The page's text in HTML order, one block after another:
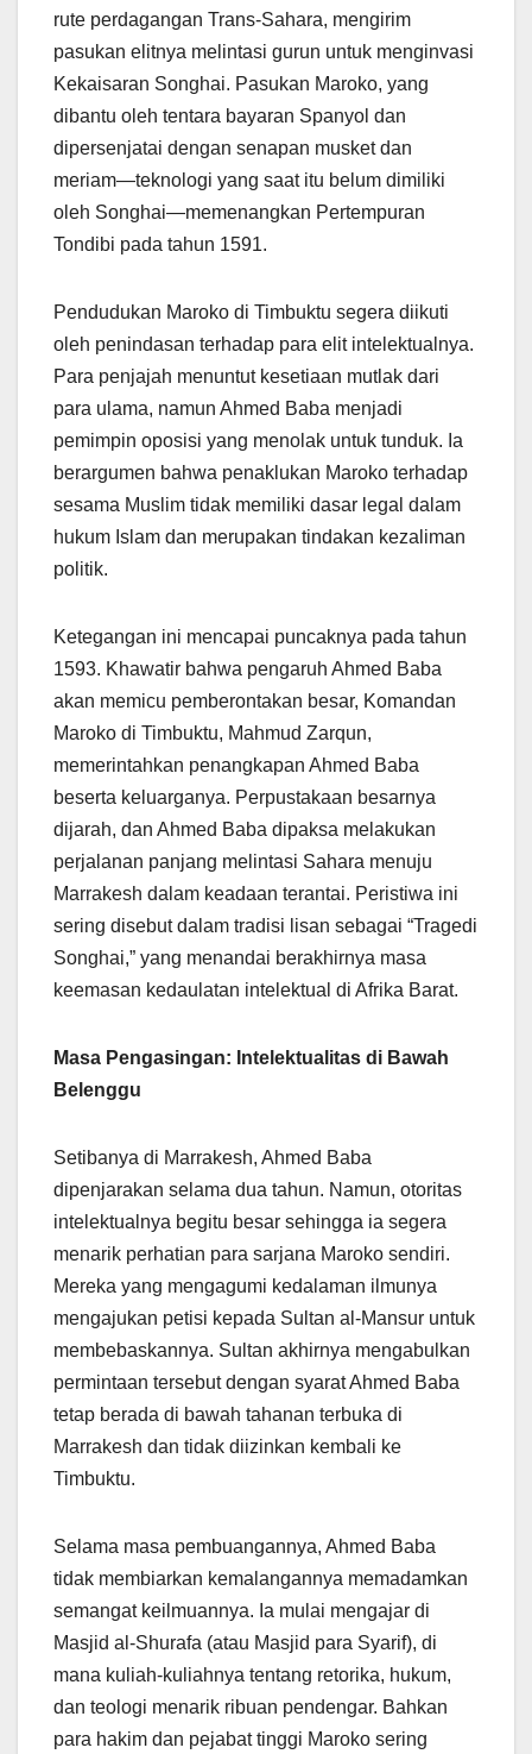
rute perdagangan Trans-Sahara, mengirim
pasukan elitnya melintasi gurun untuk menginvasi
Kekaisaran Songhai. Pasukan Maroko, yang
dibantu oleh tentara bayaran Spanyol dan
dipersenjatai dengan senapan musket dan
meriam—teknologi yang saat itu belum dimiliki
oleh Songhai—memenangkan Pertempuran
Tondibi pada tahun 1591.
Pendudukan Maroko di Timbuktu segera diikuti
oleh penindasan terhadap para elit intelektualnya.
Para penjajah menuntut kesetiaan mutlak dari
para ulama, namun Ahmed Baba menjadi
pemimpin oposisi yang menolak untuk tunduk. Ia
berargumen bahwa penaklukan Maroko terhadap
sesama Muslim tidak memiliki dasar legal dalam
hukum Islam dan merupakan tindakan kezaliman
politik.
Ketegangan ini mencapai puncaknya pada tahun
1593. Khawatir bahwa pengaruh Ahmed Baba
akan memicu pemberontakan besar, Komandan
Maroko di Timbuktu, Mahmud Zarqun,
memerintahkan penangkapan Ahmed Baba
beserta keluarganya. Perpustakaan besarnya
dijarah, dan Ahmed Baba dipaksa melakukan
perjalanan panjang melintasi Sahara menuju
Marrakesh dalam keadaan terantai. Peristiwa ini
sering disebut dalam tradisi lisan sebagai “Tragedi
Songhai,” yang menandai berakhirnya masa
keemasan kedaulatan intelektual di Afrika Barat.
Masa Pengasingan: Intelektualitas di Bawah
Belenggu
Setibanya di Marrakesh, Ahmed Baba
dipenjarakan selama dua tahun. Namun, otoritas
intelektualnya begitu besar sehingga ia segera
menarik perhatian para sarjana Maroko sendiri.
Mereka yang mengagumi kedalaman ilmunya
mengajukan petisi kepada Sultan al-Mansur untuk
membebaskannya. Sultan akhirnya mengabulkan
permintaan tersebut dengan syarat Ahmed Baba
tetap berada di bawah tahanan terbuka di
Marrakesh dan tidak diizinkan kembali ke
Timbuktu.
Selama masa pembuangannya, Ahmed Baba
tidak membiarkan kemalangannya memadamkan
semangat keilmuannya. Ia mulai mengajar di
Masjid al-Shurafa (atau Masjid para Syarif), di
mana kuliah-kuliahnya tentang retorika, hukum,
dan teologi menarik ribuan pendengar. Bahkan
para hakim dan pejabat tinggi Maroko sering